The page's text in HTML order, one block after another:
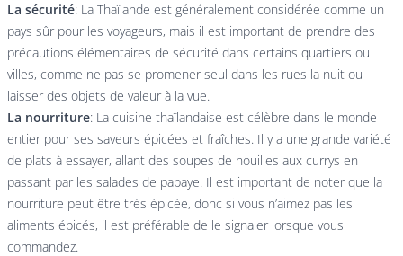
La sécurité: La Thaïlande est généralement considérée comme un
pays sûr pour les voyageurs, mais il est important de prendre des
précautions élémentaires de sécurité dans certains quartiers ou
villes, comme ne pas se promener seul dans les rues la nuit ou
laisser des objets de valeur à la vue.
La nourriture: La cuisine thaïlandaise est célèbre dans le monde
entier pour ses saveurs épicées et fraîches. Il y a une grande variété
de plats à essayer, allant des soupes de nouilles aux currys en
passant par les salades de papaye. Il est important de noter que la
nourriture peut être très épicée, donc si vous n’aimez pas les
aliments épicés, il est préférable de le signaler lorsque vous
commandez.